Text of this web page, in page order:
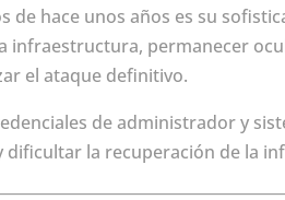
de hace unos años es su
infraestructura, permanecer
el ataque definitivo.
de administrador y
dificultar la recuperación de la